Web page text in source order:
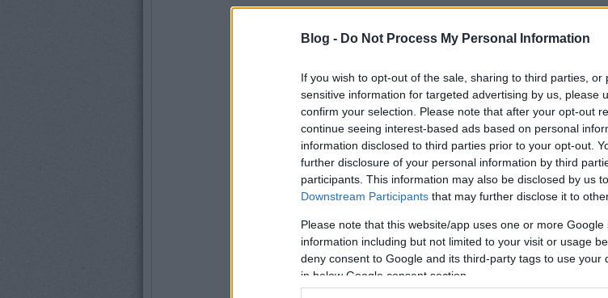
Blog - Do Not Process My Personal Information
If you wish to opt-out of the sale, sharing to third parties,
sensitive information for targeted advertising by us, please
confirm your selection. Please note that after your opt-out
continue seeing interest-based ads based on personal
information disclosed to third parties prior to your opt-out.
further disclosure of your personal information by third
participants. This information may also be disclosed by us
Downstream Participants that may further disclose it to
Please note that this website/app uses one or more
information including but not limited to your visit or usage
deny consent to Google and its third-party tags to use your
in below Google consent section.